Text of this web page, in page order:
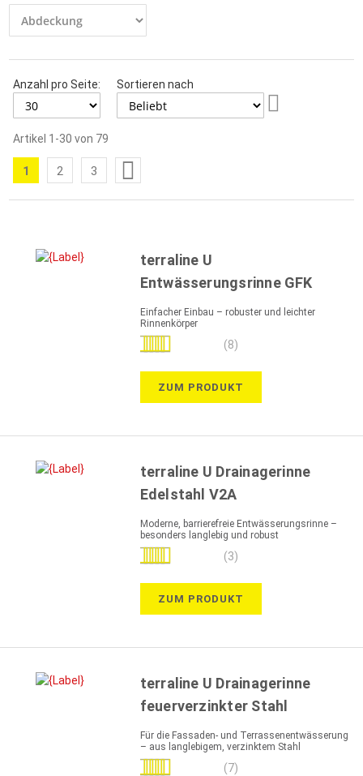
Anzahl pro Seite:
Sortieren nach
Artikel 1 -30 von 79
Sie
1 Seite
2 Seite
3
terraline U
Entwässerungsrinne GFK
Einfacher Einbau – robuster und leichter
Rinnenkörper
Bewertung:
(8)
ZUM PRODUKT
terraline U Drainagerinne
Edelstahl V2A
Moderne, barrierefreie Entwässerungsrinne –
besonders langlebig und robust
Bewertung:
(3)
ZUM PRODUKT
terraline U Drainagerinne
feuerverzinkter Stahl
Für die Fassaden- und Terrassenentwässerung
– aus langlebigem, verzinktem Stahl
Bewertung:
(7)